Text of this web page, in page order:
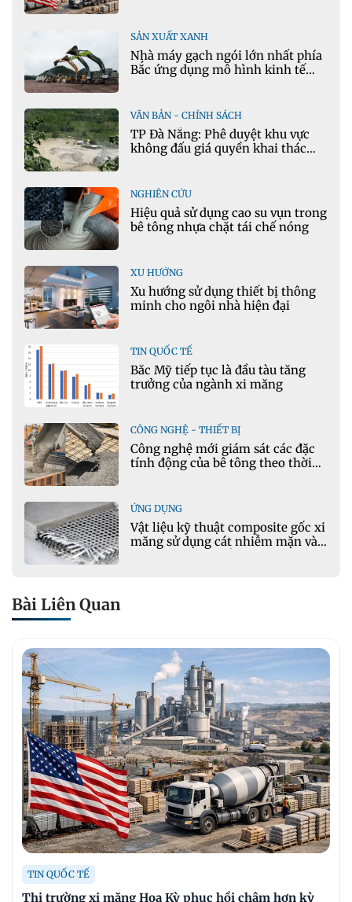
SẢN XUẤT XANH
Nhà máy gạch ngói lớn nhất phía
Bắc ứng dụng mô hình kinh tế
VĂN BẢN - CHÍNH SÁCH
TP Đà Nẵng: Phê duyệt khu vực
không đấu giá quyền khai thác
NGHIÊN CỨU
Hiệu quả sử dụng cao su vụn trong
bê tông nhựa chặt tái chế nóng
XU HƯỚNG
Xu hướng sử dụng thiết bị thông
minh cho ngôi nhà hiện đại
TIN QUỐC TẾ
Bắc Mỹ tiếp tục là đầu tàu tăng
trưởng của ngành xi măng
CÔNG NGHỆ - THIẾT BỊ
Công nghệ mới giám sát các đặc
tính động của bê tông theo thời
ỨNG DỤNG
Vật liệu kỹ thuật composite gốc xi
măng sử dụng cát nhiễm mặn và
Bài Liên Quan
TIN QUỐC TẾ
Thị trường xi măng Hoa Kỳ phục hồi chậm hơn kỳ